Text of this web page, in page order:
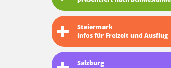
Steiermark
Infos für Freizeit und Ausflug
Salzburg